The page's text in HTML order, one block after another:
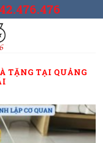
TẶNG TẠI QUẢNG